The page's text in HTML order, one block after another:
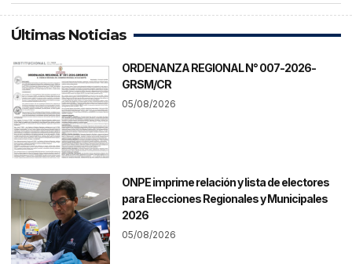
Últimas Noticias
ORDENANZA REGIONAL N° 007-2026-
GRSM/CR
05/08/2026
ONPE imprime relación y lista de electores
para Elecciones Regionales y Municipales
2026
05/08/2026